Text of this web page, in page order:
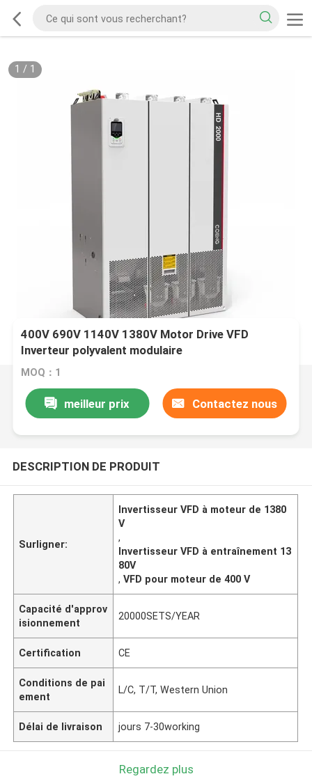
1 / 1
400V 690V 1140V 1380V Motor Drive VFD
Inverteur polyvalent modulaire
MOQ：1
meilleur prix Contactez nous
DESCRIPTION DE PRODUIT
Surligner:
Invertisseur VFD à moteur de 1380
V
,
Invertisseur VFD à entraînement 13
80V
,VFD pour moteur de 400 V
Capacité d'approv
isionnement
20000SETS/YEAR
Certification CE
Conditions de pai
ement
L/C, T/T, Western Union
Délai de livraison jours 7-30working
Regardez plus